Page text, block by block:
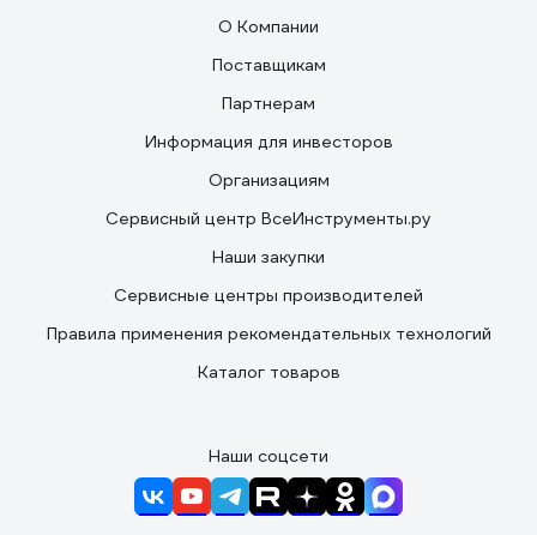
О Компании
Поставщикам
Партнерам
Информация для инвесторов
Организациям
Сервисный центр ВсеИнструменты.ру
Наши закупки
Сервисные центры производителей
Правила применения рекомендательных технологий
Каталог товаров
Наши соцсети